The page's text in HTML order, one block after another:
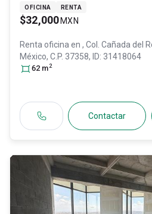
OFICINA RENTA
$32,000 MXN
Renta oficina en , Col. Cañada del
México, C.P. 37358, ID: 31418064
62 m2
Contactar